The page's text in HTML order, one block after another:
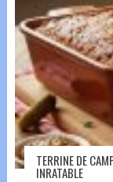
TERRINE DE
INRATABLE